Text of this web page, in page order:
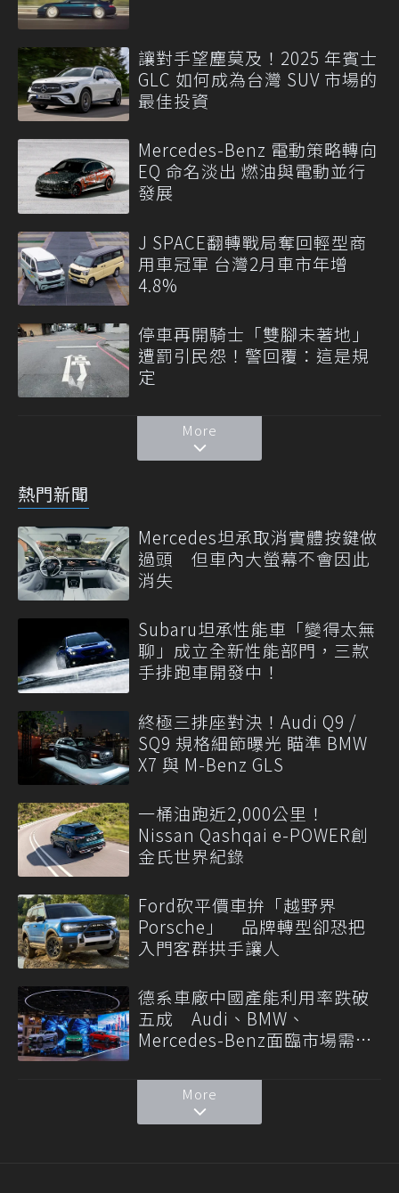
讓對手望塵莫及！2025 年賓士
GLC 如何成為台灣 SUV 市場的
最佳投資
Mercedes-Benz 電動策略轉向
EQ 命名淡出 燃油與電動並行
發展
J SPACE翻轉戰局奪回輕型商
用車冠軍 台灣2月車市年增
4.8%
停車再開騎士「雙腳未著地」
遭罰引民怨！警回覆：這是規
定
More
熱門新聞
Mercedes坦承取消實體按鍵做
過頭 但車內大螢幕不會因此
消失
Subaru坦承性能車「變得太無
聊」成立全新性能部門，三款
手排跑車開發中！
終極三排座對決！Audi Q9 /
SQ9 規格細節曝光 瞄準 BMW
X7 與 M-Benz GLS
一桶油跑近2,000公里！
Nissan Qashqai e-POWER創
金氏世界紀錄
Ford砍平價車拚「越野界
Porsche」 品牌轉型卻恐把
入門客群拱手讓人
德系車廠中國產能利用率跌破
五成 Audi、BMW、
Mercedes-Benz面臨市場需求
More